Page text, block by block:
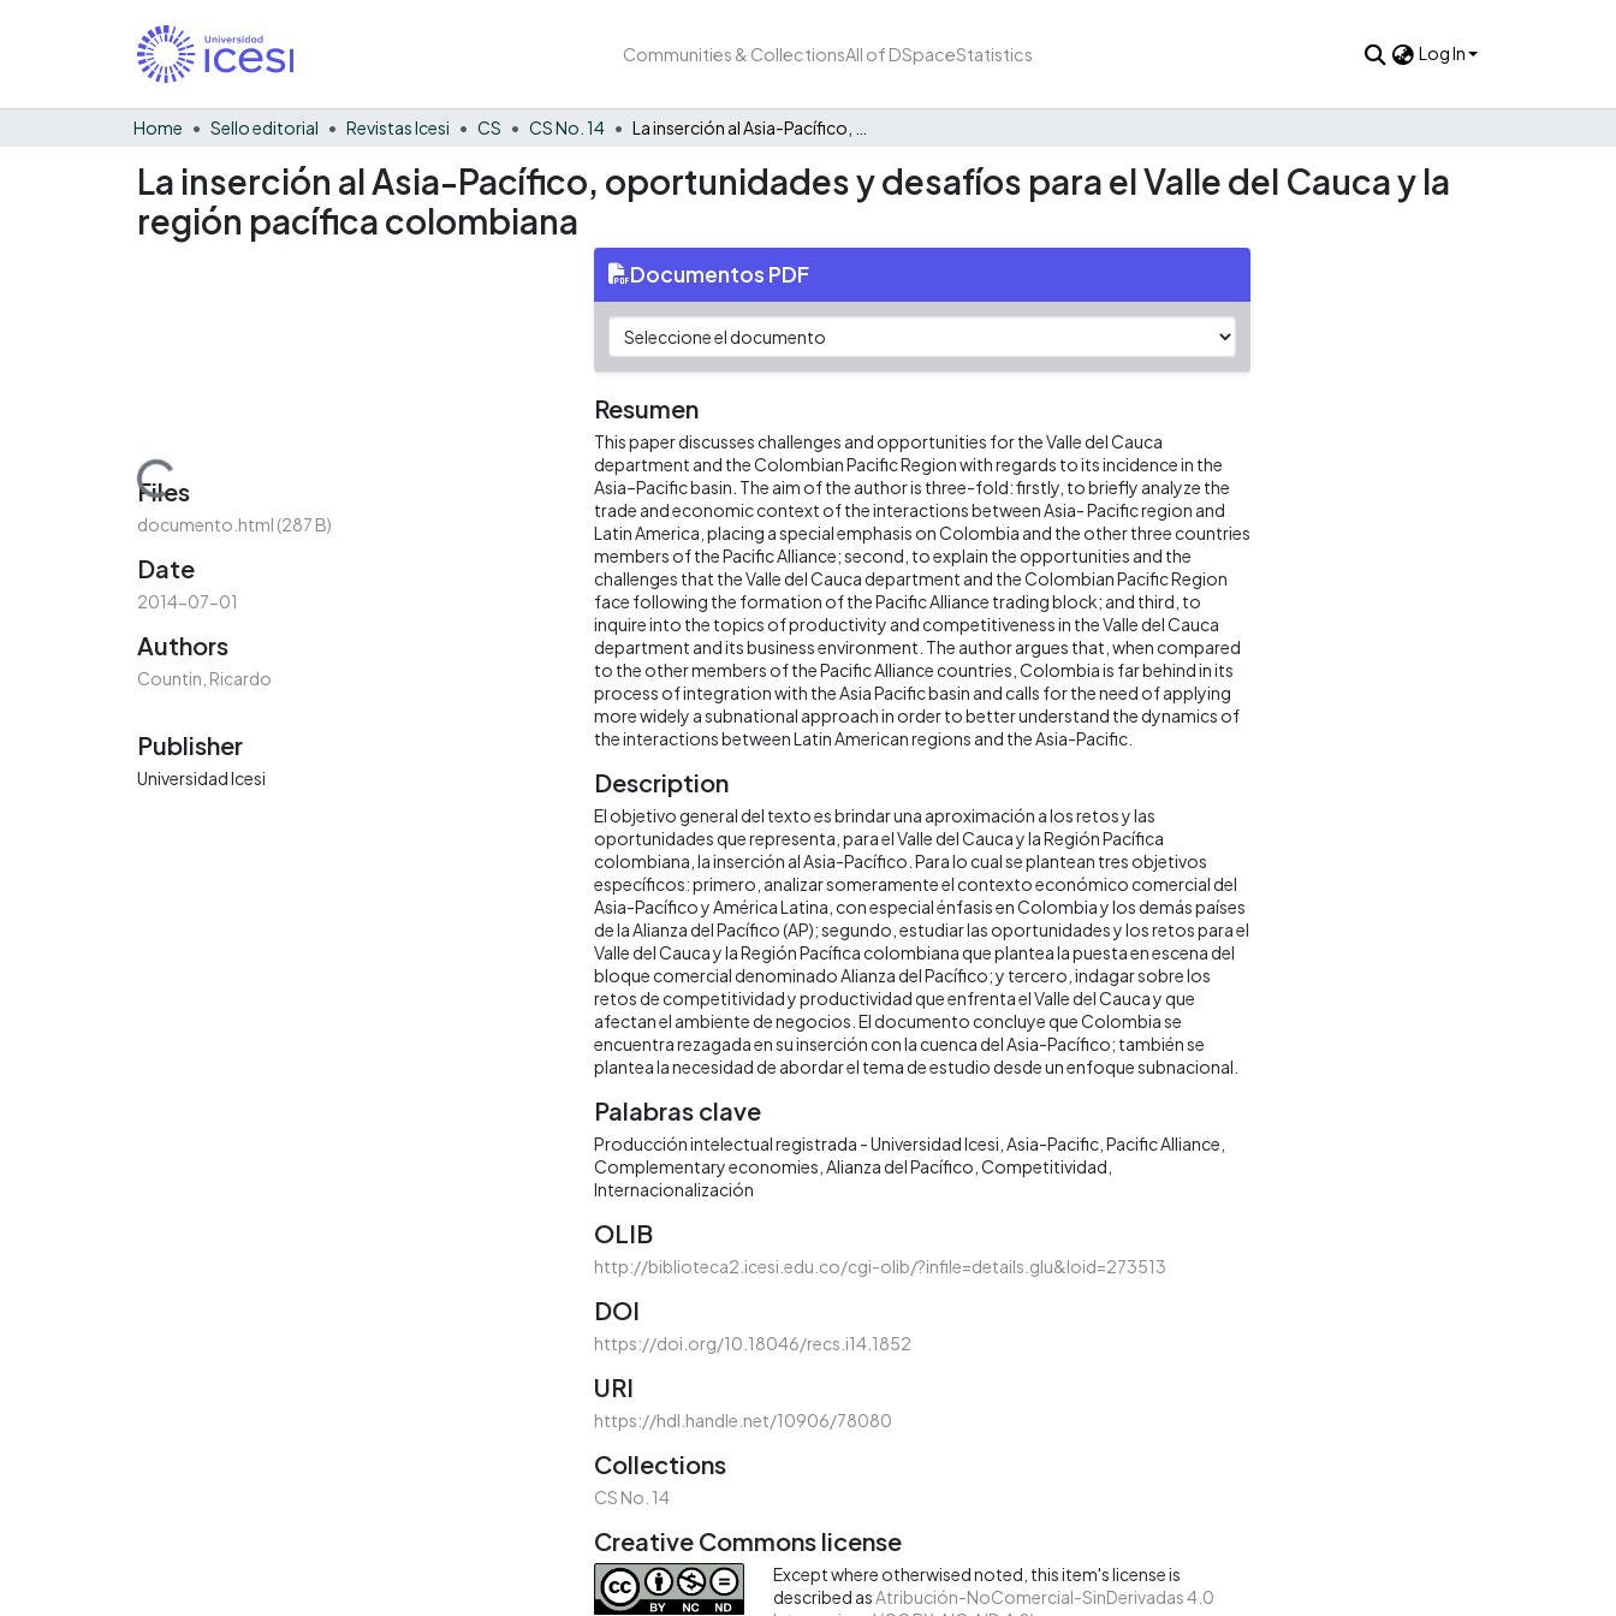
Communities & CollectionsAll of DSpaceStatistics Log In
Home Sello editorial Revistas Icesi CS CS No. 14
La inserción al Asia-Pacífico, oportunidades y desafíos para el Valle del Cauca y la
región pacífica colombiana
Loading...
Files
documento.html (287 B)
Date
2014-07-01
Authors
Countin, Ricardo
Publisher
Universidad Icesi
Documentos PDF
Resumen
This paper discusses challenges and opportunities for the Valle del Cauca
department and the Colombian Pacific Region with regards to its incidence in the
Asia–Pacific basin. The aim of the author is three-fold: firstly, to briefly analyze the
trade and economic context of the interactions between Asia- Pacific region and
Latin America, placing a special emphasis on Colombia and the other three countries
members of the Pacific Alliance; second, to explain the opportunities and the
challenges that the Valle del Cauca department and the Colombian Pacific Region
face following the formation of the Pacific Alliance trading block; and third, to
inquire into the topics of productivity and competitiveness in the Valle del Cauca
department and its business environment. The author argues that, when compared
to the other members of the Pacific Alliance countries, Colombia is far behind in its
process of integration with the Asia Pacific basin and calls for the need of applying
more widely a subnational approach in order to better understand the dynamics of
the interactions between Latin American regions and the Asia-Pacific.
Description
El objetivo general del texto es brindar una aproximación a los retos y las
oportunidades que representa, para el Valle del Cauca y la Región Pacífica
colombiana, la inserción al Asia-Pacífico. Para lo cual se plantean tres objetivos
específicos: primero, analizar someramente el contexto económico comercial del
Asia-Pacífico y América Latina, con especial énfasis en Colombia y los demás países
de la Alianza del Pacífico (AP); segundo, estudiar las oportunidades y los retos para el
Valle del Cauca y la Región Pacífica colombiana que plantea la puesta en escena del
bloque comercial denominado Alianza del Pacífico; y tercero, indagar sobre los
retos de competitividad y productividad que enfrenta el Valle del Cauca y que
afectan el ambiente de negocios. El documento concluye que Colombia se
encuentra rezagada en su inserción con la cuenca del Asia-Pacífico; también se
plantea la necesidad de abordar el tema de estudio desde un enfoque subnacional.
Palabras clave
Producción intelectual registrada - Universidad Icesi Asia-Pacific Pacific Alliance
Complementary economies Alianza del Pacífico Competitividad
Internacionalización
OLIB
http://biblioteca2.icesi.edu.co/cgi-olib/?infile=details.glu&loid=273513
DOI
https://doi.org/10.18046/recs.i14.1852
URI
https://hdl.handle.net/10906/78080
Collections
CS No. 14
Creative Commons license
Except where otherwised noted, this item's license is
described as Atribución-NoComercial-SinDerivadas 4.0